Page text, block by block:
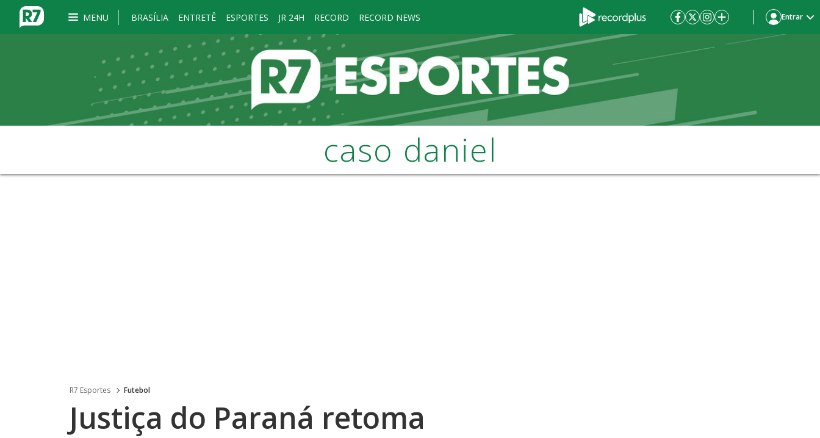
MENU BRASÍLIA ENTRETÊ ESPORTES JR 24H RECORD RECORD NEWS Entrar
caso daniel
R7 Esportes Futebol
Justiça do Paraná retoma